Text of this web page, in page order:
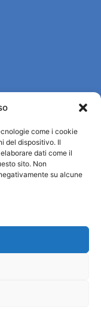
come i cookie
del dispositivo. Il
dati come il
sito. Non
su alcune